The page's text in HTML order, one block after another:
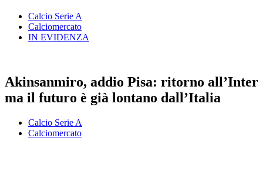
Calcio Serie A
Calciomercato
IN EVIDENZA
Akinsanmiro, addio Pisa: ritorno all’Inter
ma il futuro è già lontano dall’Italia
Calcio Serie A
Calciomercato